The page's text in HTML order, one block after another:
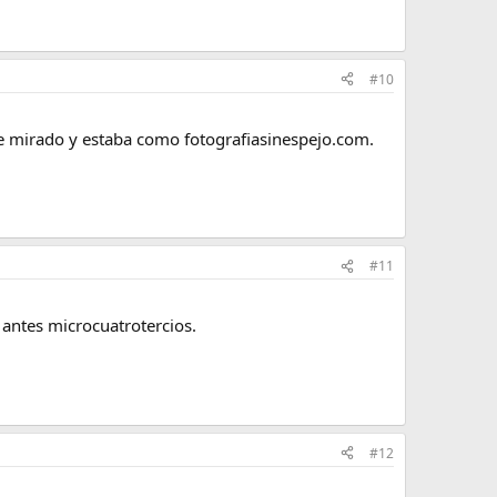
#10
y estaba como fotografiasinespejo.com.
#11
microcuatrotercios.
#12